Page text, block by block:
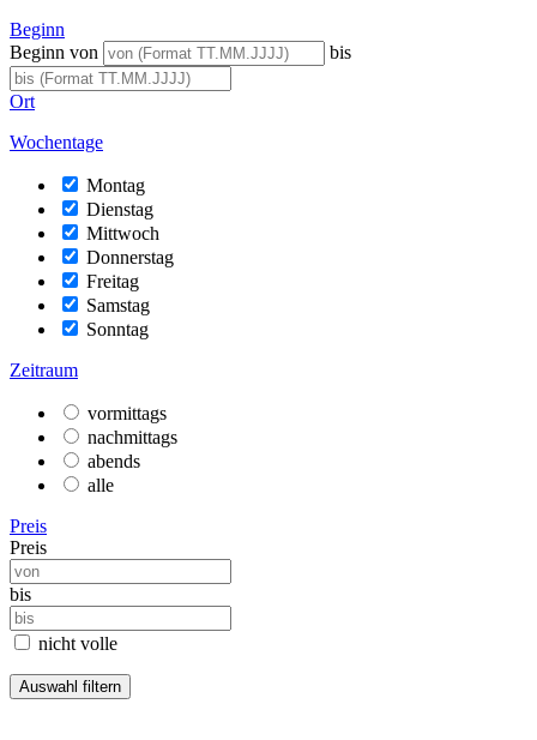
Beginn
Beginn von
bis
Ort
Wochentage
Montag
Dienstag
Mittwoch
Donnerstag
Freitag
Samstag
Sonntag
Zeitraum
vormittags
nachmittags
abends
alle
Preis
Preis
bis
nicht volle